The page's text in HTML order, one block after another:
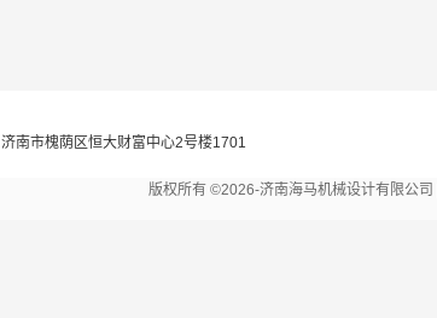
济南市槐荫区恒大财富中心2号楼1701
版权所有 ©2026-济南海马机械设计有限公司 |